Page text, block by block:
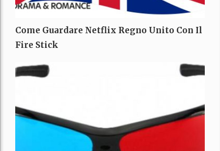
Come Guardare Netflix Regno Unito Con Il
Fire Stick